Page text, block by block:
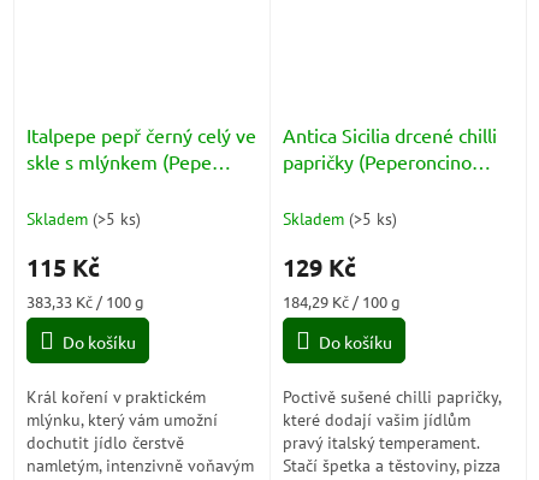
Italpepe pepř černý celý ve
skle s mlýnkem (Pepe
Skladem (>5 ks)
115 Kč
Měrná
cena:
383,33 Kč / 100 g
Do košíku
Král koření v praktickém
mlýnku, který vám umožní
dochutit jídlo čerstvě
namletým, intenzivně voňavým
Antica Sicilia drcené chilli
papričky (Peperoncino
Skladem (>5 ks)
129 Kč
Měrná
cena:
184,29 Kč / 100 g
Do košíku
Poctivě sušené chilli papričky,
které dodají vašim jídlům
pravý italský temperament.
Stačí špetka a těstoviny, pizza